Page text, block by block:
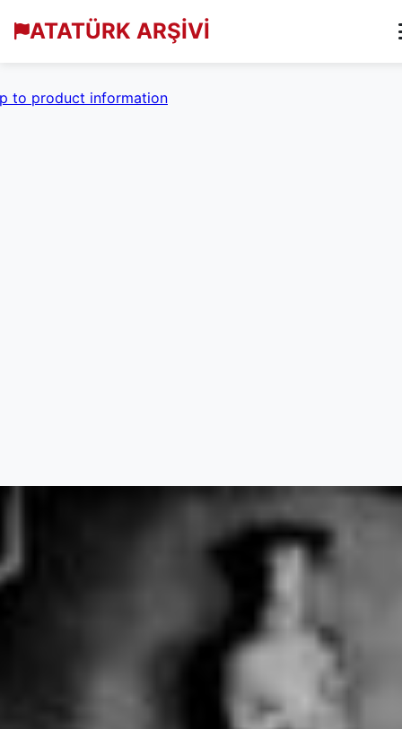
ATATÜRK ARŞİVİ
to product information